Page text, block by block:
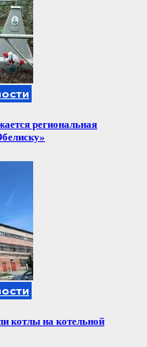
региональная
котлы на котельной